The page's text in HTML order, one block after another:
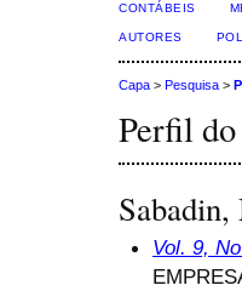
CONTÁBEIS
AUTORES
Capa > Pesquisa >
Perfil
Vol. 9,